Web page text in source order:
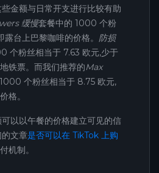
金额与日常开支进行比较有助
缓慢套餐中的 1000 个粉
台上巴黎咖啡的价格。 防损
个粉丝相当于 7.63 欧元,少于
铁票。而我们推荐的Max
个粉丝相当于 8.75 欧元,
格。
以以午餐的价格建立可见的信
文章是否可以在 TikTok 上购
机制。